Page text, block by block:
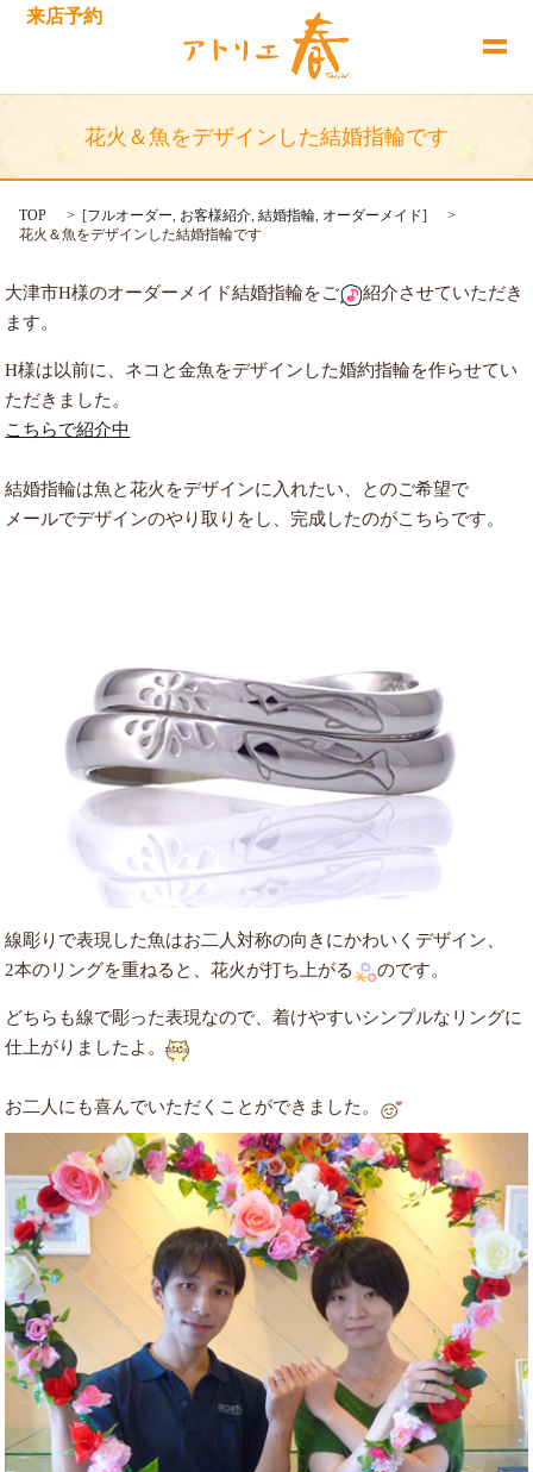
来店予約
花火＆魚をデザインした結婚指輪です
TOP [フルオーダー お客様紹介 ,結婚指輪 オーダーメイド]
花火＆魚をデザインした結婚指輪です
大津市H様のオーダーメイド結婚指輪をご
紹介させていただき
ます。
H様は以前に、ネコと金魚をデザインした婚約指輪を作らせてい
ただきました。
こちらで紹介中
結婚指輪は魚と花火をデザインに入れたい、とのご希望で
メールでデザインのやり取りをし、完成したのがこちらです。
線彫りで表現した魚はお二人対称の向きにかわいくデザイン、
2本のリングを重ねると、花火が打ち上がる
のです。
どちらも線で彫った表現なので、着けやすいシンプルなリングに
仕上がりましたよ。
お二人にも喜んでいただくことができました。